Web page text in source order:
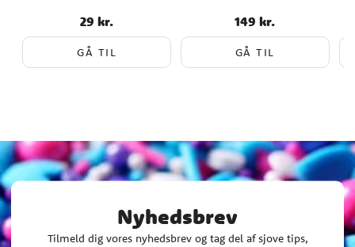
Pris: 29 kr.
29 kr.
GÅ TIL
Pris:149 kr.
149 kr.
GÅ TIL
Nyhedsbrev
Tilmeld dig vores nyhedsbrev og tag del af sjove tips,